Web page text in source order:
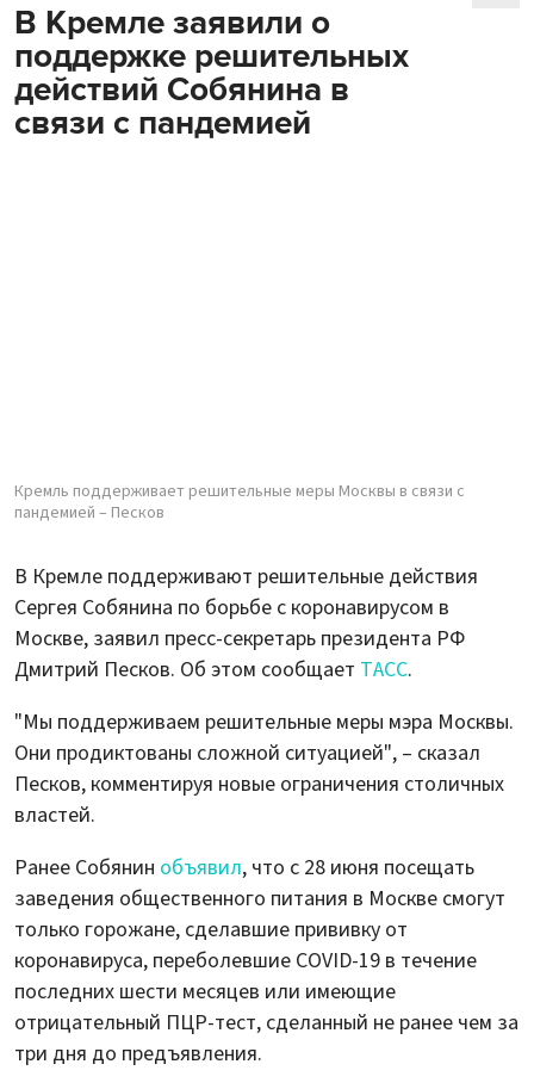
В Кремле заявили о
поддержке решительных
действий Собянина в
связи с пандемией
Кремль поддерживает решительные меры Москвы в связи с
пандемией – Песков
В Кремле поддерживают решительные действия
Сергея Собянина по борьбе с коронавирусом в
Москве, заявил пресс-секретарь президента РФ
Дмитрий Песков. Об этом сообщает ТАСС.
"Мы поддерживаем решительные меры мэра Москвы.
Они продиктованы сложной ситуацией", – сказал
Песков, комментируя новые ограничения столичных
властей.
Ранее Собянин объявил, что с 28 июня посещать
заведения общественного питания в Москве смогут
только горожане, сделавшие прививку от
коронавируса, переболевшие COVID-19 в течение
последних шести месяцев или имеющие
отрицательный ПЦР-тест, сделанный не ранее чем за
три дня до предъявления.